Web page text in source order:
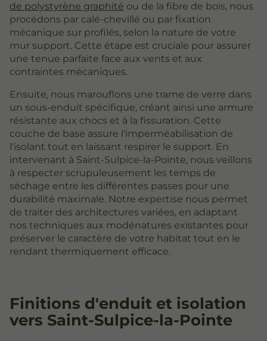
de polystyrène graphité ou de la fibre de bois, nous
procédons par calé-chevillé ou par fixation
mécanique sur profilés, selon la nature de votre
mur support. Cette étape est cruciale pour assurer
une tenue parfaite face aux vents et aux
contraintes mécaniques.
Ensuite, nous marouflons une trame de verre dans
un sous-enduit spécifique, créant ainsi une armure
résistante aux chocs et à la fissuration. Cette
couche de base assure l'imperméabilisation de
l'isolant tout en laissant respirer le support. En
intervenant à Saint-Sulpice-la-Pointe, nous veillons
à respecter scrupuleusement les temps de
séchage entre les différentes passes pour une
durabilité maximale. Notre expertise nous permet
de traiter des architectures variées, en adaptant
nos techniques aux modénatures existantes pour
préserver le caractère de votre habitat tout en le
rendant thermiquement efficace.
Finitions d'enduit et isolation
vers Saint-Sulpice-la-Pointe